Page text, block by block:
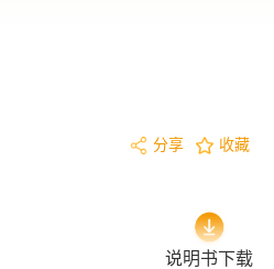
分享 收藏
说明书下载